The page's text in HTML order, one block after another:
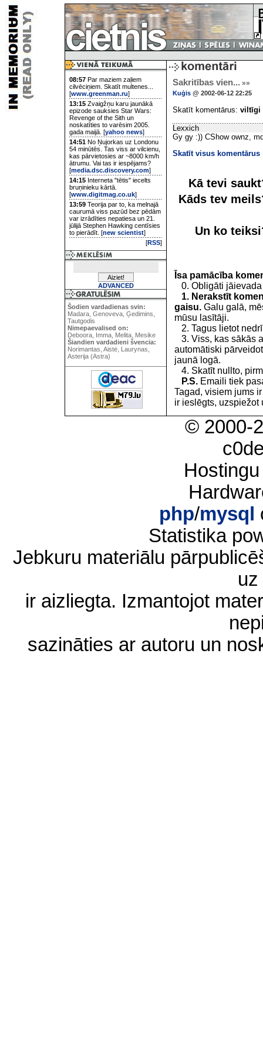
08:57 Par maziem zaļiem
cilvēciņiem. Skatīt multenes...
[www.greenman.ru]
13:15 Zvaigžņu karu jaunākā
epizode sauksies Star Wars:
Revenge of the Sith un
noskatīties to varēsim 2005.
gada maijā. [yahoo news]
14:51 No Ņujorkas uz Londonu
54 minūtēs. Tas viss ar vilcienu,
kas pārvietosies ar ~8000 km/h
ātrumu. Vai tas ir iespējams?
[media.dsc.discovery.com]
14:15 Interneta "tētis" iecelts
bruņinieku kārtā.
[www.digitmag.co.uk]
13:59 Teorija par to, ka melnajā
caurumā viss pazūd bez pēdām
var izrādīties nepatiesa un 21.
jūlijā Stephen Hawking centīsies
to pierādīt. [new scientist]
[RSS]
ADVANCED
Šodien vardadienas svin:
Madara, Genoveva, Ģedimins,
Tautgodis
Nimepaevalised on:
Deboora, Imma, Melita, Mesike
Šiandien vardadieni švencia:
Norimantas, Aistė, Laurynas,
Asterija (Astra)
Sakritības vien... »»
Kuģis @ 2002-06-12 22:25
Skatīt komentārus: viltīgi
Lexxich
Gy gy :)) CShow ownz,
Skatīt visus komentārus
Kā tevi
Kāds tev
Un ko
Īsa pamācība
0. Obligāti jāievada
1. Nerakstīt
gaisu. Galu galā,
mūsu lasītāji.
2. Tagus lietot
3. Viss, kas sākās
automātiski
jaunā logā.
4. Skatīt nullto,
P.S. Emaili tiek
Tagad, visiem jums
ir ieslēgts, uzspiežot
© 2000-
php/mysql
Statistika
Jebkuru materiālu
ir aizliegta. Izmantojot
sazināties ar autoru un